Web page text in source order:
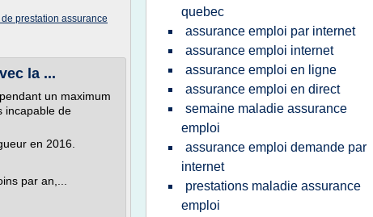
prestation assurance
la ...
un maximum
incapable de
en 2016.
par an,...
quebec
assurance emploi par internet
assurance emploi internet
assurance emploi en ligne
assurance emploi en direct
semaine maladie assurance
emploi
assurance emploi demande par
internet
prestations maladie assurance
emploi